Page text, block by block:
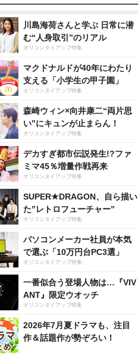
川島海荷さんと学ぶ 日常に潜
む“人身取引”のリアル
オリコンタイアップ特集
マクドナルドが40年にわたり
支える「小学生の甲子園」
オリコンタイアップ特集
森崎ウィン×向井康二“両片思
い”にキュンが止まらん！
オリコンタイアップ特集
デカすぎ都市伝説発生!?ファ
ミマ45％増量作戦再来
オリコンタイアップ特集
SUPER★DRAGON、自ら描い
た”レトロフューチャー”
オリコンタイアップ特集
パソコンメーカー社員が本気
で選ぶ「10万円台PC3選」
オリコンタイアップ特集
一番似合う登場人物は…『VIV
ANT』限定ウオッチ
オリコンタイアップ特集
2026年7月夏ドラマも、注目
作＆話題作が勢ぞろい！